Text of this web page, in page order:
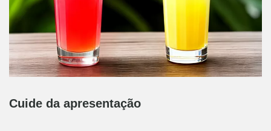
Cuide da apresentação